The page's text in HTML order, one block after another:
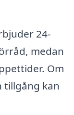
24-
medan
Om
tillgång kan